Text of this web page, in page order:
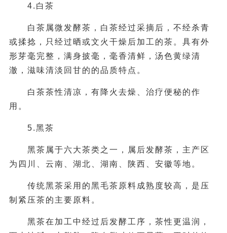
4.白茶
白茶属微发酵茶，白茶经过采摘后，不经杀青
或揉捻，只经过晒或文火干燥后加工的茶。具有外
形芽毫完整，满身披毫，毫香清鲜，汤色黄绿清
澈，滋味清淡回甘的的品质特点。
白茶茶性清凉，有降火去燥、治疗便秘的作
用。
5.黑茶
黑茶属于六大茶类之一，属后发酵茶，主产区
为四川、云南、湖北、湖南、陕西、安徽等地。
传统黑茶采用的黑毛茶原料成熟度较高，是压
制紧压茶的主要原料。
黑茶在加工中经过后发酵工序，茶性更温润，